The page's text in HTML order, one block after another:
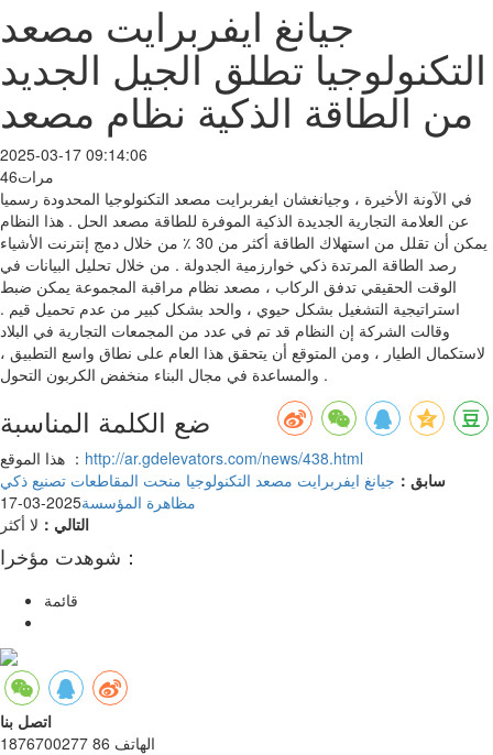
جيانغ ايفربرايت مصعد
التكنولوجيا تطلق الجيل الجديد
من الطاقة الذكية نظام مصعد
2025-03-17 09:14:06
46مرات
في الآونة الأخيرة ، وجيانغشان ايفربرايت مصعد التكنولوجيا المحدودة رسميا
عن العلامة التجارية الجديدة الذكية الموفرة للطاقة مصعد الحل . هذا النظام
يمكن أن تقلل من استهلاك الطاقة أكثر من 30 ٪ من خلال دمج إنترنت الأشياء
رصد الطاقة المرتدة ذكي خوارزمية الجدولة . من خلال تحليل البيانات في
الوقت الحقيقي تدفق الركاب ، مصعد نظام مراقبة المجموعة يمكن ضبط
استراتيجية التشغيل بشكل حيوي ، والحد بشكل كبير من عدم تحميل قيم .
وقالت الشركة إن النظام قد تم في عدد من المجمعات التجارية في البلاد
لاستكمال الطيار ، ومن المتوقع أن يتحقق هذا العام على نطاق واسع التطبيق ،
والمساعدة في مجال البناء منخفض الكربون التحول .
ضع الكلمة المناسبة
هذا الموقع ： http://ar.gdelevators.com/news/438.html
سابق： جيانغ ايفربرايت مصعد التكنولوجيا منحت المقاطعات تصنيع ذكي
مظاهرة المؤسسة2025-03-17
التالي： لا أكثر
شوهدت مؤخرا：
قائمة
اتصل بنا
الهاتف 86 1876700277